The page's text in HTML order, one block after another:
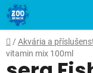
Přejít
na
obsah
Domů
/ Akvária a
vitamin mix 100ml